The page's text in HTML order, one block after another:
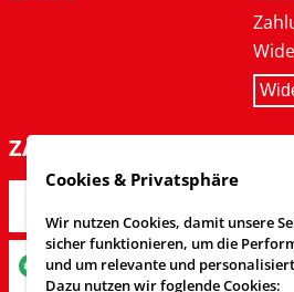
ZAHLARTEN
Cookies & Privatsphäre
Wir nutzen Cookies, damit unsere
sicher funktionieren, um die
und um relevante und
Dazu nutzen wir foglende Cookies: